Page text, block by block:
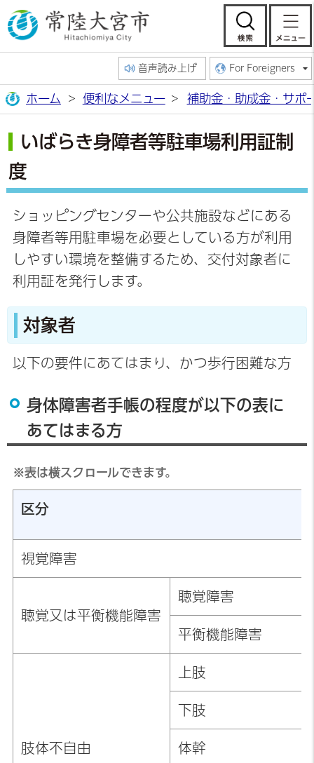
常陸大宮市公
検
音声読み上げ For Foreigners
ホーム 便利なメニュー 補助金・助成金・サポ
いばらき身障者等駐車場利用証制
度
ショッピングセンターや公共施設などにある
身障者等用駐車場を必要としている方が利用
しやすい環境を整備するため、交付対象者に
利用証を発行します。
対象者
以下の要件にあてはまり、かつ歩行困難な方
身体障害者手帳の程度が以下の表に
あてはまる方
※表は横スクロールできます。
区分
視覚障害
聴覚又は平衡機能障害
聴覚障害
平衡機能障害
肢体不自由
上肢
下肢
体幹